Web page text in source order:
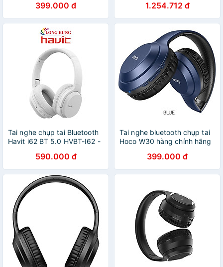
399.000 đ
tương thích với các dòng
điện thoại, hỗ trợ nhạc
Bluetooth/Aux - Hàng chính
1.254.712 đ
Tai nghe chụp tai Bluetooth
Havit i62 BT 5.0 HVBT-I62 -
590.000 đ
Tai nghe bluetooth chụp tai
Hoco W30 hàng chính hãng
399.000 đ